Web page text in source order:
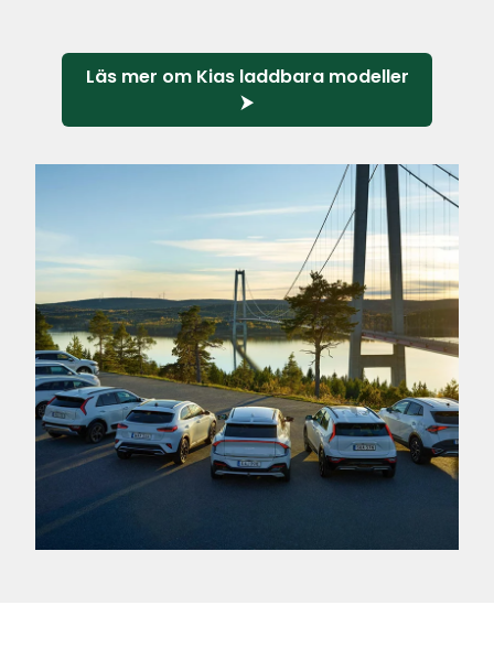
Läs mer om Kias laddbara modeller
⮞